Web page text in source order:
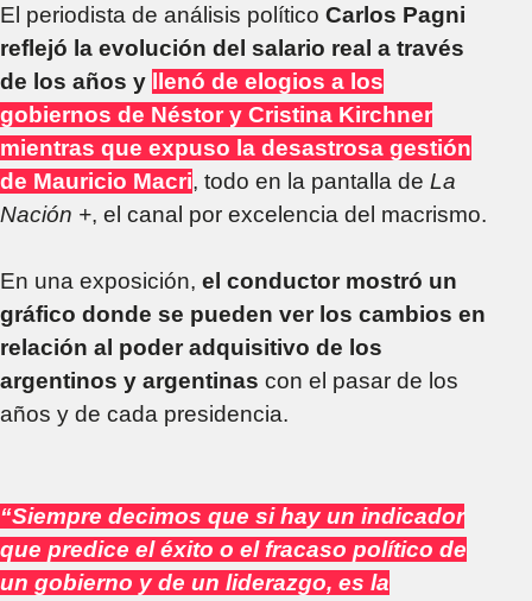
El periodista de análisis político Carlos Pagni
reflejó la evolución del salario real a través
de los años y
llenó de elogios a los
gobiernos de Néstor y Cristina Kirchner
mientras que expuso la desastrosa gestión
de Mauricio Macri, todo en la pantalla de La
Nación +, el canal por excelencia del macrismo.
En una exposición, el conductor mostró un
gráfico donde se pueden ver los cambios en
relación al poder adquisitivo de los
argentinos y argentinas con el pasar de los
años y de cada presidencia.
“Siempre decimos que si hay un indicador
que predice el éxito o el fracaso político de
un gobierno y de un liderazgo, es la